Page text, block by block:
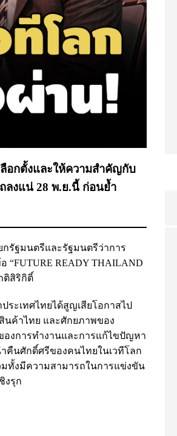
ลือกตั้งและให้ความสำคัญกับ
งแน่ 28 พ.ย.นี้ ก่อนย้ำ
กรัฐมนตรีและรัฐมนตรีว่าการ
“FUTURE READY THAILAND
ติสิริกิติ์
ระเทศไทยได้สูญเสียโอกาสไป
นค้าไทย และศักยภาพของ
องการทำงานและการแก้ไขปัญหา
คืนศักดิ์ศรีของคนไทยในเวทีโลก
ทั้งมีความสามารถในการแข่งขัน
งรุก